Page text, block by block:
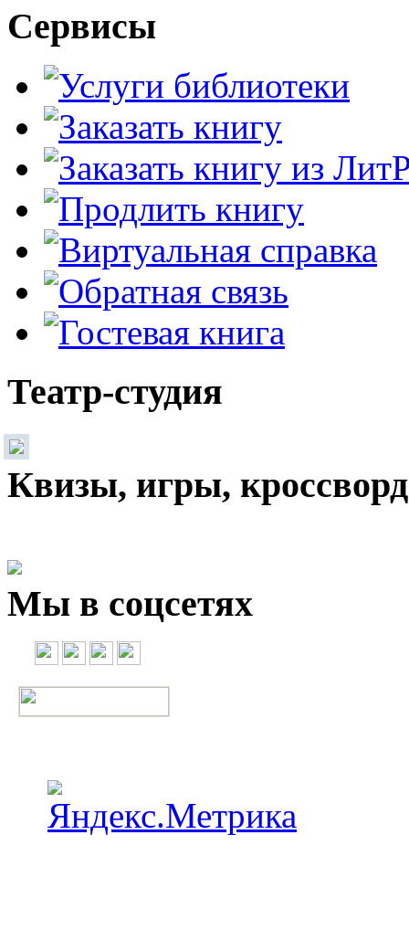
Сервисы
Театр-студия
Квизы, игры,
Мы в соцсетях